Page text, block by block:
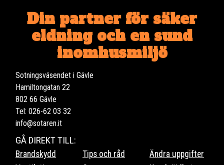
Din partner för säker
eldning och en sund
inomhusmiljö
Sotningsväsendet i Gävle
Hamiltongatan 22
802 66 Gävle
Tel: 026-62 03 32
info@sotaren.it
GÅ DIREKT TILL:
Brandskydd
Tips och råd
Ändra uppgifter